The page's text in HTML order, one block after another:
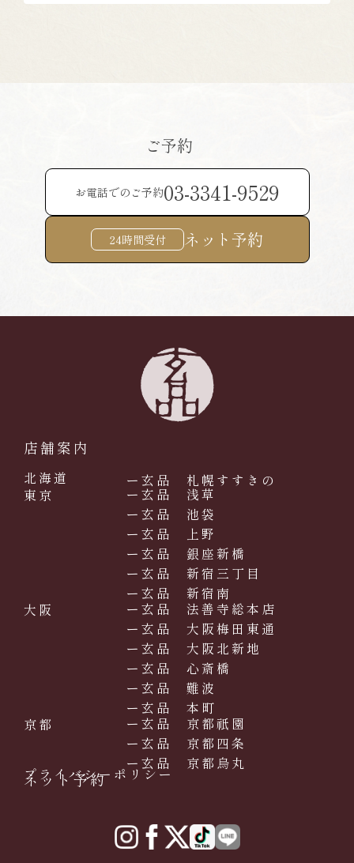
ご予約
お電話でのご予約03-3341-9529
24時間受付 ネット予約
店舗案内
北海道 ー玄品 札幌すすきの
東京
ー玄品 浅草
ー玄品 池袋
ー玄品 上野
ー玄品 銀座新橋
ー玄品 新宿三丁目
ー玄品 新宿南
大阪
ー玄品 法善寺総本店
ー玄品 大阪梅田東通
ー玄品 大阪北新地
ー玄品 心斎橋
ー玄品 難波
ー玄品 本町
京都
ー玄品 京都祇園
ー玄品 京都四条
ー玄品 京都烏丸
ネット予約
プライバシーポリシー